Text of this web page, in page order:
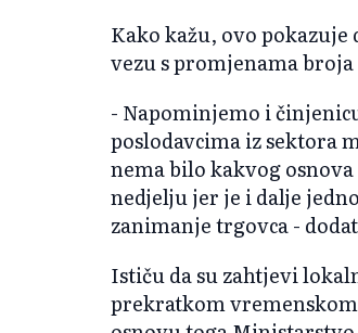
Kako kažu, ovo
vezu s promjenama
- Napominjemo i
poslodavcima iz sektora
nema bilo kakvog
nedjelju jer je i dalje
zanimanje trgovca -
Ističu da su zahtjevi
prekratkom